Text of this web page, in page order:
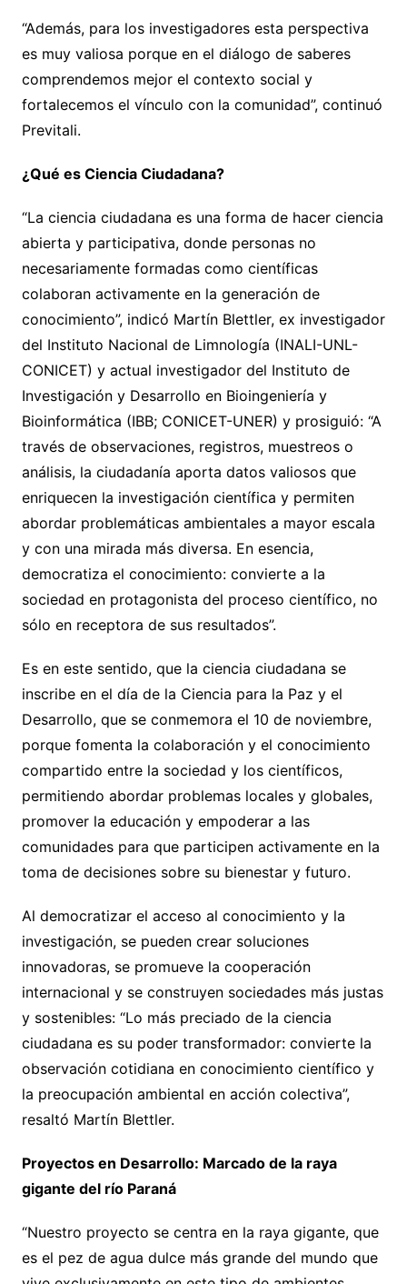
“Además, para los investigadores esta perspectiva
es muy valiosa porque en el diálogo de saberes
comprendemos mejor el contexto social y
fortalecemos el vínculo con la comunidad”, continuó
Previtali.
¿Qué es Ciencia Ciudadana?
“La ciencia ciudadana es una forma de hacer ciencia
abierta y participativa, donde personas no
necesariamente formadas como científicas
colaboran activamente en la generación de
conocimiento”, indicó Martín Blettler, ex investigador
del Instituto Nacional de Limnología (INALI-UNL-
CONICET) y actual investigador del Instituto de
Investigación y Desarrollo en Bioingeniería y
Bioinformática (IBB; CONICET-UNER) y prosiguió: “A
través de observaciones, registros, muestreos o
análisis, la ciudadanía aporta datos valiosos que
enriquecen la investigación científica y permiten
abordar problemáticas ambientales a mayor escala
y con una mirada más diversa. En esencia,
democratiza el conocimiento: convierte a la
sociedad en protagonista del proceso científico, no
sólo en receptora de sus resultados”.
Es en este sentido, que la ciencia ciudadana se
inscribe en el día de la Ciencia para la Paz y el
Desarrollo, que se conmemora el 10 de noviembre,
porque fomenta la colaboración y el conocimiento
compartido entre la sociedad y los científicos,
permitiendo abordar problemas locales y globales,
promover la educación y empoderar a las
comunidades para que participen activamente en la
toma de decisiones sobre su bienestar y futuro.
Al democratizar el acceso al conocimiento y la
investigación, se pueden crear soluciones
innovadoras, se promueve la cooperación
internacional y se construyen sociedades más justas
y sostenibles: “Lo más preciado de la ciencia
ciudadana es su poder transformador: convierte la
observación cotidiana en conocimiento científico y
la preocupación ambiental en acción colectiva”,
resaltó Martín Blettler.
Proyectos en Desarrollo: Marcado de la raya
gigante del río Paraná
“Nuestro proyecto se centra en la raya gigante, que
es el pez de agua dulce más grande del mundo que